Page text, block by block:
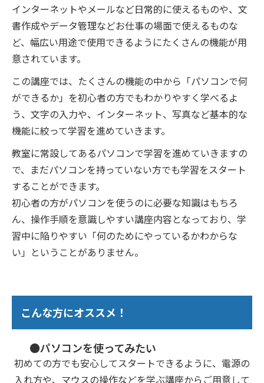
インターネットやメールなど日常的に使えるものや、文
書作成やデータ管理などお仕事の場面で使えるものな
ど、幅広い用途で使用できるようにたくさんの機能が用
意されています。
この講座では、たくさんの機能の中から「パソコンで何
ができるか」を初心者の方でもわかりやすく学べるよ
う、文字の入力や、インターネット、写真など基本的な
機能に絞って学習を進めていきます。
教室に常設してあるパソコンで学習を進めていきますの
で、まだパソコンを持っていない方でも学習をスタート
することができます。
初心者の方がパソコンを使うのに必要な知識はもちろ
ん、操作手順を意識しやすい講座内容となっており、学
習中に陥りやすい「何のためにやっているかわからな
い」ということがありません。
こんな方にオススメ！
●パソコンを使ってみたい
初めての方でも安心してスタートできるように、電源の
入れ方や、マウスの操作などを学ぶ講座からご用意して